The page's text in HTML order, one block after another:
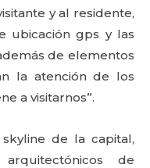
y al residente,
ubicación gps y las
de elementos
la atención de los
a visitarnos”.
de la capital,
de